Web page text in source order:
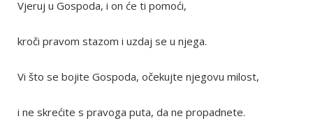
Vjeruj u Gospoda, i on će ti pomoći,
kroči pravom stazom i uzdaj se u njega.
Vi što se bojite Gospoda, očekujte njegovu milost,
i ne skrećite s pravoga puta, da ne propadnete.